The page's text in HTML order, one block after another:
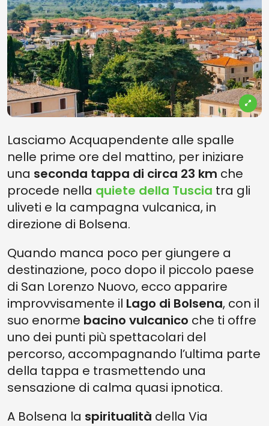
Lasciamo Acquapendente alle spalle
nelle prime ore del mattino, per iniziare
una seconda tappa di circa 23 km che
procede nella quiete della Tuscia tra gli
uliveti e la campagna vulcanica, in
direzione di Bolsena.
Quando manca poco per giungere a
destinazione, poco dopo il piccolo paese
di San Lorenzo Nuovo, ecco apparire
improvvisamente il Lago di Bolsena, con il
suo enorme bacino vulcanico che ti offre
uno dei punti più spettacolari del
percorso, accompagnando l’ultima parte
della tappa e trasmettendo una
sensazione di calma quasi ipnotica.
A Bolsena la spiritualità della Via